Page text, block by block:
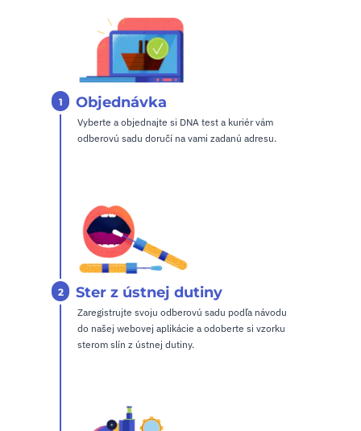
1 Objednávka
Vyberte a objednajte si DNA test a kuriér vám
odberovú sadu doručí na vami zadanú adresu.
2 Ster z ústnej dutiny
Zaregistrujte svoju odberovú sadu podľa návodu
do našej webovej aplikácie a odoberte si vzorku
sterom slín z ústnej dutiny.